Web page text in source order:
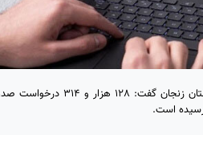
زنجان-مدیرکل امور اقتصادی و
است.